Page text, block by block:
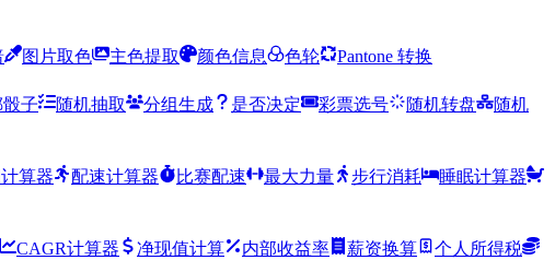
图片取色 主色提取 颜色信息 色轮
Pantone 转换
子 随机抽取 分组生成 是否决定 彩票选号 随机转盘
随机
算器 配速计算器 比赛配速 最大力量 步行消耗
睡眠计算器
CAGR计算器 净现值计算 内部收益率 薪资换算
个人所得税